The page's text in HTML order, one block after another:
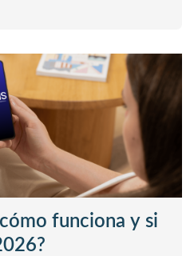
funciona y si